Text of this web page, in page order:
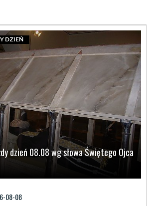
dzień 08.08 wg słowa Świętego Ojca
DZIEŃ
08-08